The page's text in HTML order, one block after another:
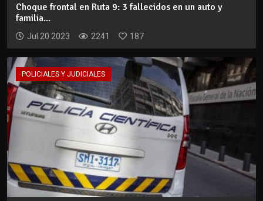
Choque frontal en Ruta 9: 3 fallecidos en un auto y
familia...
Jul 20 2023 2241 187
POLICIALES Y JUDICIALES